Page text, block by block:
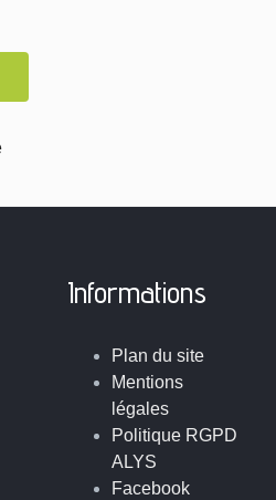
Informations
Plan du site
Mentions
légales
Politique RGPD
ALYS
Facebook